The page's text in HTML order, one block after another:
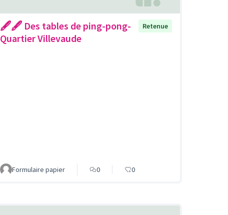
🖋🖋 Des tables de ping-pong-
Quartier Villevaude
Retenue
Formulaire papier 0 0